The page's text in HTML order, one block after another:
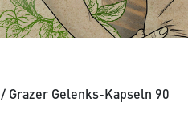
/ Grazer Gelenks-Kapseln 90